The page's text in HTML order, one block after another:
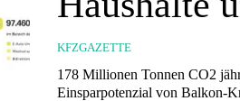
KFZGAZETTE
178 Millionen Tonnen CO2
Einsparpotenzial von Balkon-